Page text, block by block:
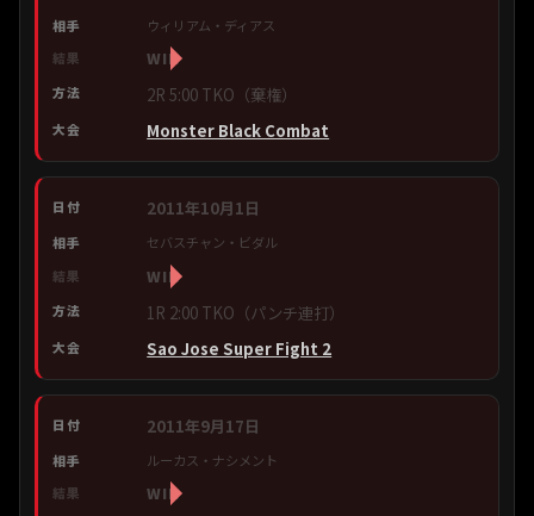
ウィリアム・ディアス
WIN
2R 5:00 TKO（棄権）
Monster Black Combat
2011年10月1日
セバスチャン・ビダル
WIN
1R 2:00 TKO（パンチ連打）
Sao Jose Super Fight 2
2011年9月17日
ルーカス・ナシメント
WIN